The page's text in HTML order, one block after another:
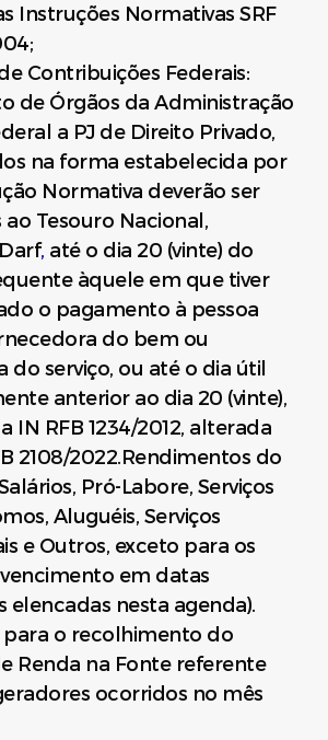
Instruções Normativas SRF
Contribuições Federais:
de Órgãos da Administração
a PJ de Direito Privado,
na forma estabelecida por
Normativa deverão ser
Tesouro Nacional,
, até o dia 20 (vinte) do
àquele em que tiver
o pagamento à pessoa
do bem ou
do serviço, ou até o dia útil
anterior ao dia 20 (vinte),
IN RFB 1234/2012, alterada
2108/2022.Rendimentos do
Pró-Labore, Serviços
Aluguéis, Serviços
e Outros, exceto para os
em datas
elencadas nesta agenda).
o recolhimento do
Renda na Fonte referente
ocorridos no mês